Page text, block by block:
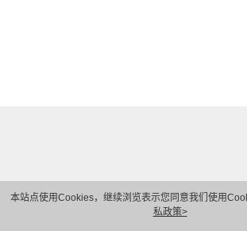
本站点使用Cookies，继续浏览表示您同意我们使用
私政策>